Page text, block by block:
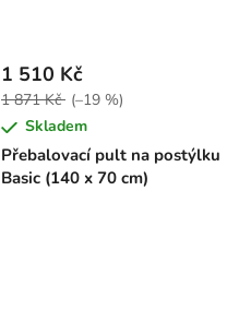
Přebalovací pult na postýlku
Basic (140 x 70 cm)
1 510 Kč
1 871 Kč (–19 %)
Skladem